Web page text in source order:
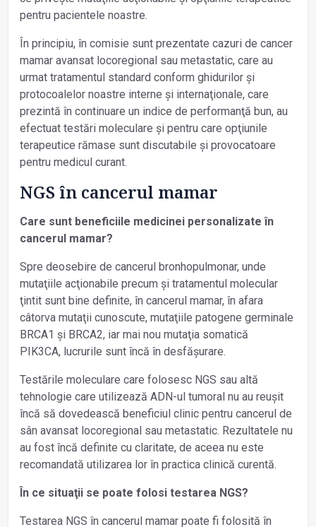
pentru pacientele noastre.
În principiu, în comisie sunt prezentate cazuri de cancer
mamar avansat locoregional sau metastatic, care au
urmat tratamentul standard conform ghidurilor și
protocoalelor noastre interne și internaţionale, care
prezintă în continuare un indice de performanţă bun, au
efectuat testări moleculare și pentru care opţiunile
terapeutice rămase sunt discutabile și provocatoare
pentru medicul curant.
NGS în cancerul mamar
Care sunt beneficiile medicinei personalizate în
cancerul mamar?
Spre deosebire de cancerul bronho­pulmonar, unde
mutaţiile acţionabile precum și tratamentul molecular
ţintit sunt bine definite, în cancerul mamar, în afara
câtorva mutaţii cunoscute, mutaţiile patogene germinale
BRCA1 și BRCA2, iar mai nou mutaţia somatică
PIK3CA, lucrurile sunt încă în desfășurare.
Testările moleculare care folosesc NGS sau altă
tehnologie care utilizează ADN-ul tumoral nu au reușit
încă să dovedească beneficiul clinic pentru cancerul de
sân avansat locoregional sau metastatic. Rezultatele nu
au fost încă definite cu claritate, de aceea nu este
recomandată utilizarea lor în practica clinică curentă.
În ce situaţii se poate folosi testarea NGS?
Testarea NGS în cancerul mamar poate fi folosită în